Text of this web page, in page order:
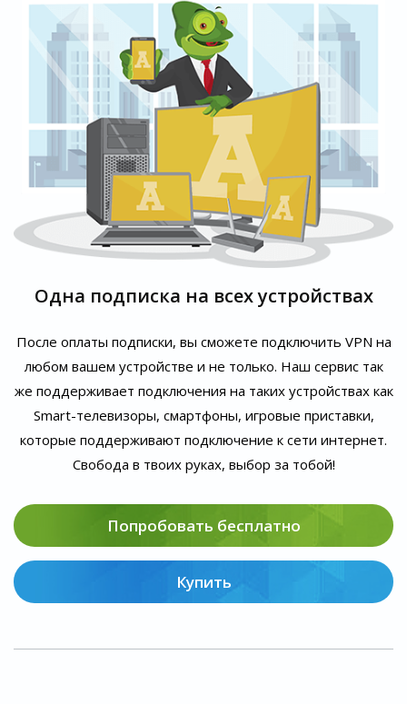
Одна подписка на всех устройствах
После оплаты подписки, вы сможете подключить VPN на
любом вашем устройстве и не только. Наш сервис так
же поддерживает подключения на таких устройствах как
Smart-телевизоры, смартфоны, игровые приставки,
которые поддерживают подключение к сети интернет.
Свобода в твоих руках, выбор за тобой!
Попробовать бесплатно
Купить